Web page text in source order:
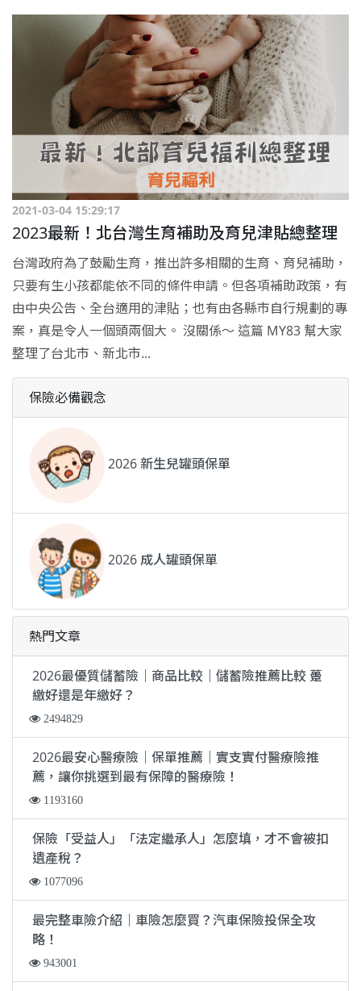
2021-03-04 15:29:17
2023最新！北台灣生育補助及育兒津貼總整理
台灣政府為了鼓勵生育，推出許多相關的生育、育兒補助，
只要有生小孩都能依不同的條件申請。但各項補助政策，有
由中央公告、全台適用的津貼；也有由各縣市自行規劃的專
案，真是令人一個頭兩個大。 沒關係～ 這篇 MY83 幫大家
整理了台北市、新北市...
保險必備觀念
2026 新生兒罐頭保單
2026 成人罐頭保單
熱門文章
2026最優質儲蓄險｜商品比較｜儲蓄險推薦比較 躉
繳好還是年繳好？
2494829
2026最安心醫療險｜保單推薦｜實支實付醫療險推
薦，讓你挑選到最有保障的醫療險！
1193160
保險「受益人」「法定繼承人」怎麼填，才不會被扣
遺產稅？
1077096
最完整車險介紹｜車險怎麼買？汽車保險投保全攻
略！
943001